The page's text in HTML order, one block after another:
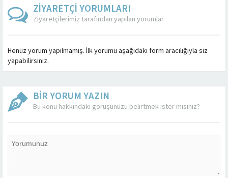
ZİYARETÇİ YORUMLARI
Ziyaretçilerimiz tarafından yapılan yorumlar
Henüz yorum yapılmamış. İlk yorumu aşağıdaki form aracılığıyla siz
yapabilirsiniz.
BİR YORUM YAZIN
Bu konu hakkındaki görüşünüzü belirtmek ister misiniz?